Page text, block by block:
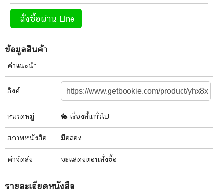
สั่งซื้อผ่าน Line
ข้อมูลสินค้า
คำแนะนำ
ลิงค์
หมวดหมู่ 🐇 เรื่องสั้นทั่วไป
สภาพหนังสือ มือสอง
ค่าจัดส่ง จะแสดงตอนสั่งซื้อ
รายละเอียดหนังสือ